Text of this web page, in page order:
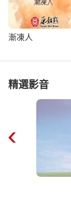
漸凍人
精選影音